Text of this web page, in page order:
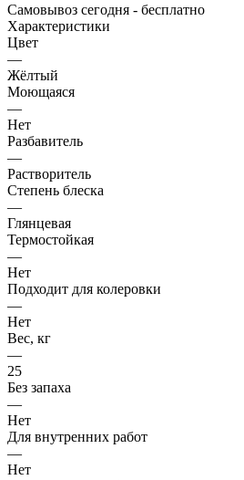
Самовывоз сегодня - бесплатно
Характеристики
Цвет
—
Жёлтый
Моющаяся
—
Нет
Разбавитель
—
Растворитель
Степень блеска
—
Глянцевая
Термостойкая
—
Нет
Подходит для колеровки
—
Нет
Вес, кг
—
25
Без запаха
—
Нет
Для внутренних работ
—
Нет